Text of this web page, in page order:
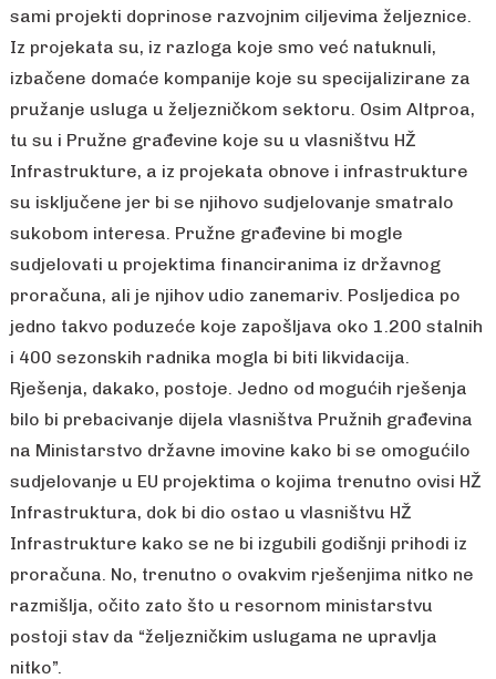
sami projekti doprinose razvojnim ciljevima željeznice.
Iz projekata su, iz razloga koje smo već natuknuli,
izbačene domaće kompanije koje su specijalizirane za
pružanje usluga u željezničkom sektoru. Osim Altproa,
tu su i Pružne građevine koje su u vlasništvu HŽ
Infrastrukture, a iz projekata obnove i infrastrukture
su isključene jer bi se njihovo sudjelovanje smatralo
sukobom interesa. Pružne građevine bi mogle
sudjelovati u projektima financiranima iz državnog
proračuna, ali je njihov udio zanemariv. Posljedica po
jedno takvo poduzeće koje zapošljava oko 1.200 stalnih
i 400 sezonskih radnika mogla bi biti likvidacija.
Rješenja, dakako, postoje. Jedno od mogućih rješenja
bilo bi prebacivanje dijela vlasništva Pružnih građevina
na Ministarstvo državne imovine kako bi se omogućilo
sudjelovanje u EU projektima o kojima trenutno ovisi HŽ
Infrastruktura, dok bi dio ostao u vlasništvu HŽ
Infrastrukture kako se ne bi izgubili godišnji prihodi iz
proračuna. No, trenutno o ovakvim rješenjima nitko ne
razmišlja, očito zato što u resornom ministarstvu
postoji stav da “željezničkim uslugama ne upravlja
nitko”.